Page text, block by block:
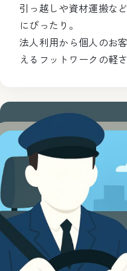
引っ越しや資材運搬な
にぴったり。
法人利用から個人のお
えるフットワークの軽